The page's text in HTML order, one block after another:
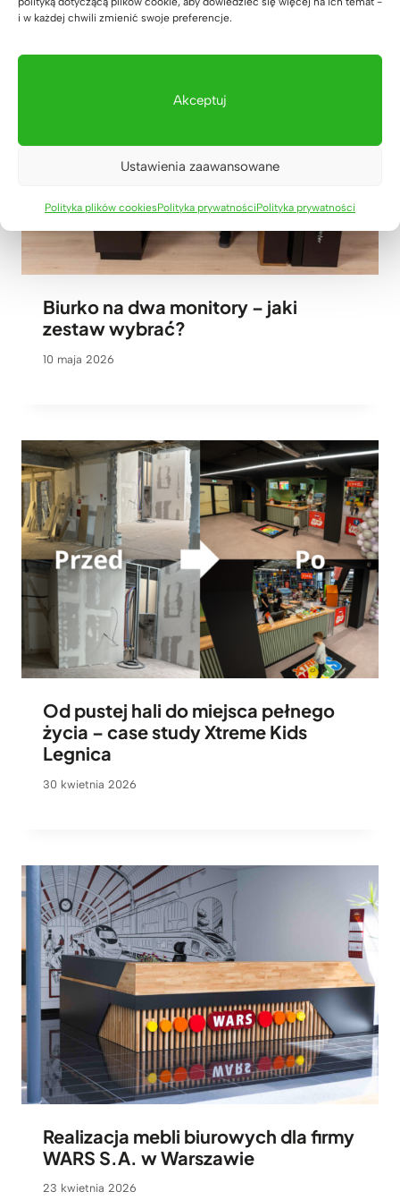
i w każdej chwili zmienić swoje preferencje.
Akceptuj
Ustawienia zaawansowane
Polityka plików cookiesPolityka prywatnościPolityka prywatności
Biurko na dwa monitory – jaki
zestaw wybrać?
10 maja 2026
Od pustej hali do miejsca pełnego
życia – case study Xtreme Kids
Legnica
30 kwietnia 2026
Realizacja mebli biurowych dla firmy
WARS S.A. w Warszawie
23 kwietnia 2026